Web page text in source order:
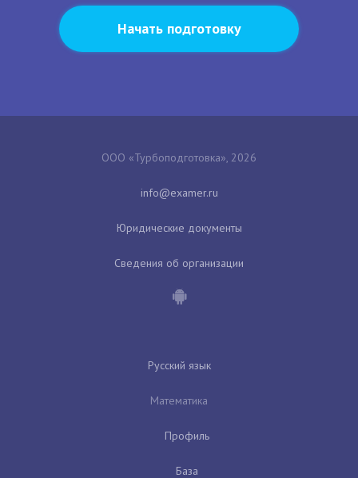
Начать подготовку
ООО «Турбоподготовка», 2026
Юридические документы
Сведения об организации
Русский язык
Математика
Профиль
База